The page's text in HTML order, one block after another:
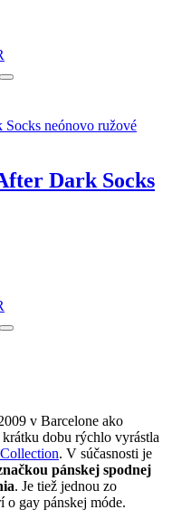
Dark Socks
v Barcelone ako
dobu rýchlo vyrástla
. V súčasnosti je
pánskej spodnej
. Je tiež jednou zo
o gay pánskej móde.